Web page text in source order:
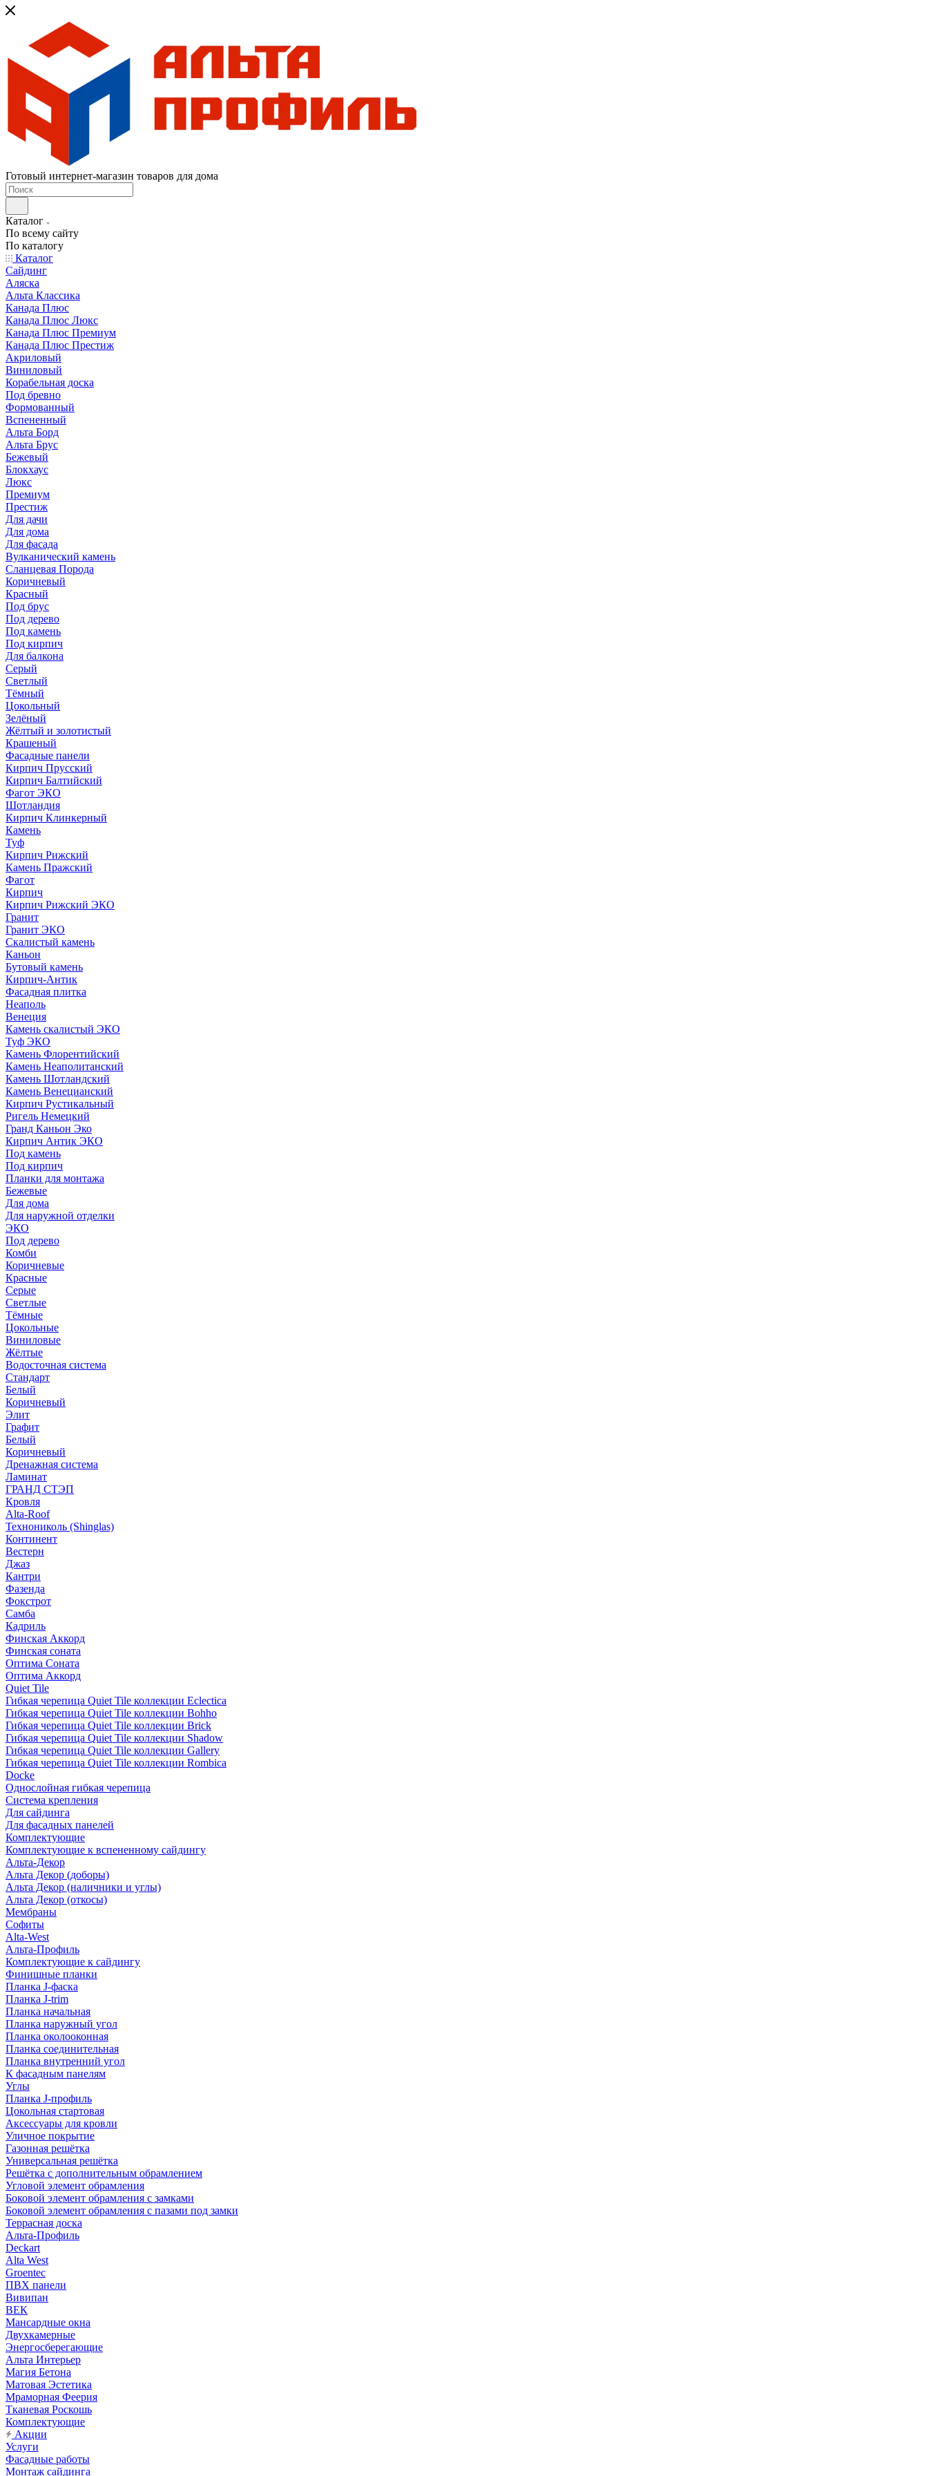
Готовый интернет-магазин товаров для дома
Каталог
По всему сайту
По каталогу
Каталог
Сайдинг
Аляска
Альта Классика
Канада Плюс
Канада Плюс Люкс
Канада Плюс Премиум
Канада Плюс Престиж
Акриловый
Виниловый
Корабельная доска
Под бревно
Формованный
Вспененный
Альта Борд
Альта Брус
Бежевый
Блокхаус
Люкс
Премиум
Престиж
Для дачи
Для дома
Для фасада
Вулканический камень
Сланцевая Порода
Коричневый
Красный
Под брус
Под дерево
Под камень
Под кирпич
Для балкона
Серый
Светлый
Тёмный
Цокольный
Зелёный
Жёлтый и золотистый
Крашеный
Фасадные панели
Кирпич Прусский
Кирпич Балтийский
Фагот ЭКО
Шотландия
Кирпич Клинкерный
Камень
Туф
Кирпич Рижский
Камень Пражский
Фагот
Кирпич
Кирпич Рижский ЭКО
Гранит
Гранит ЭКО
Скалистый камень
Каньон
Бутовый камень
Кирпич-Антик
Фасадная плитка
Неаполь
Венеция
Камень скалистый ЭКО
Туф ЭКО
Камень Флорентийский
Камень Неаполитанский
Камень Шотландский
Камень Венецианский
Кирпич Рустикальный
Ригель Немецкий
Гранд Каньон Эко
Кирпич Антик ЭКО
Под камень
Под кирпич
Планки для монтажа
Бежевые
Для дома
Для наружной отделки
ЭКO
Под дерево
Комби
Коричневые
Красные
Серые
Светлые
Тёмные
Цокольные
Виниловые
Жёлтые
Водосточная система
Стандарт
Белый
Коричневый
Элит
Графит
Белый
Коричневый
Дренажная система
Ламинат
ГРАНД СТЭП
Кровля
Alta-Roof
Технониколь (Shinglas)
Континент
Вестерн
Джаз
Кантри
Фазенда
Фокстрот
Самба
Кадриль
Финская Аккорд
Финская соната
Оптима Соната
Оптима Аккорд
Quiet Tile
Гибкая черепица Quiet Tile коллекции Eclectica
Гибкая черепица Quiet Tile коллекции Bohho
Гибкая черепица Quiet Tile коллекции Brick
Гибкая черепица Quiet Tile коллекции Shadow
Гибкая черепица Quiet Tile коллекции Gallery
Гибкая черепица Quiet Tile коллекции Rombica
Docke
Однослойная гибкая черепица
Система крепления
Для сайдинга
Для фасадных панелей
Комплектующие
Комплектующие к вспененному сайдингу
Альта-Декор
Альта Декор (доборы)
Альта Декор (наличники и углы)
Альта Декор (откосы)
Мембраны
Софиты
Alta-West
Альта-Профиль
Комплектующие к сайдингу
Финишные планки
Планка J-фаска
Планка J-trim
Планка начальная
Планка наружный угол
Планка околооконная
Планка соединительная
Планка внутренний угол
К фасадным панелям
Углы
Планка J-профиль
Цокольная стартовая
Аксессуары для кровли
Уличное покрытие
Газонная решётка
Универсальная решётка
Решётка с дополнительным обрамлением
Угловой элемент обрамления
Боковой элемент обрамления с замками
Боковой элемент обрамления с пазами под замки
Террасная доска
Альта-Профиль
Deckart
Alta West
Groentec
ПВХ панели
Вивипан
ВЕК
Мансардные окна
Двухкамерные
Энергосберегающие
Альта Интерьер
Магия Бетона
Матовая Эстетика
Мраморная Феерия
Тканевая Роскошь
Комплектующие
Акции
Услуги
Фасадные работы
Монтаж сайдинга